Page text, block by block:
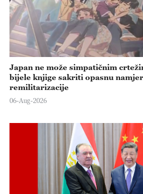
Japan ne može simpatičnim
bijele knjige sakriti opasnu
remilitarizacije
06-Aug-2026